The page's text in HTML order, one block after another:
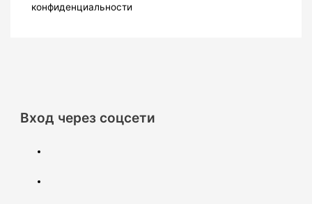
конфиденциальности
Вход через соцсети